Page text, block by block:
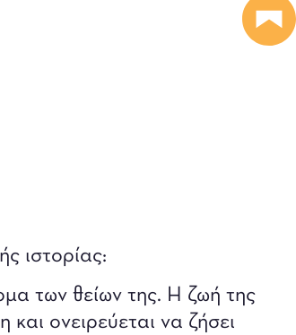
ιστορίας:
των θείων της. Η ζωή της
ονειρεύεται να ζήσει